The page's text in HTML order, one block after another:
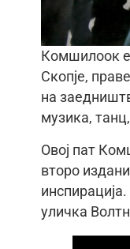
Комшилоок е
Скопје,
на
музика,
Овој пат
второ
уличка